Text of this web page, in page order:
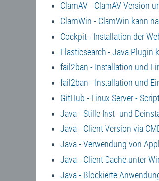
ClamAV - ClamAV Version
ClamWin - ClamWin kann
Cockpit - Installation der
Elasticsearch - Java Plugin
fail2ban - Installation und
fail2ban - Installation und
GitHub - Linux Server -
Java - Stille Inst- und
Java - Client Version via
Java - Verwendung von
Java - Client Cache unter
Java - Blockierte